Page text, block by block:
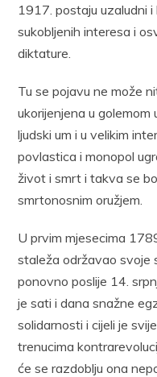
1917. postaju uzaludni
sukobljenih interesa i
diktature.
Tu se pojavu ne može
ukorijenjena u
ljudski um i u velikim
povlastica i monopol
život i smrt i takva se
smrtonosnim oružjem.
U prvim mjesecima
staleža održavao svoje
ponovno poslije 14.
je sati i dana snažne
solidarnosti i cijeli je
trenucima
će se razdoblju ona